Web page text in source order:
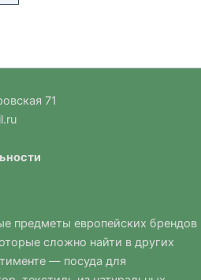
71
предметы европейских брендов
сложно найти в других
— посуда для